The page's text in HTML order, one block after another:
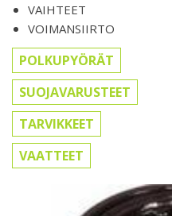
VAIHTEET
VOIMANSIIRTO
POLKUPYÖRÄT
SUOJAVARUSTEET
TARVIKKEET
VAATTEET